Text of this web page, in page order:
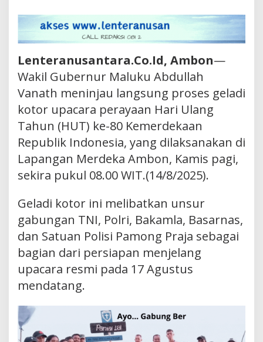
RI
di
Ambon
Lenteranusantara.Co.Id, Ambon—
Wakil Gubernur Maluku Abdullah
Vanath meninjau langsung proses geladi
kotor upacara perayaan Hari Ulang
Tahun (HUT) ke-80 Kemerdekaan
Republik Indonesia, yang dilaksanakan di
Lapangan Merdeka Ambon, Kamis pagi,
sekira pukul 08.00 WIT.(14/8/2025).
Geladi kotor ini melibatkan unsur
gabungan TNI, Polri, Bakamla, Basarnas,
dan Satuan Polisi Pamong Praja sebagai
bagian dari persiapan menjelang
upacara resmi pada 17 Agustus
mendatang.